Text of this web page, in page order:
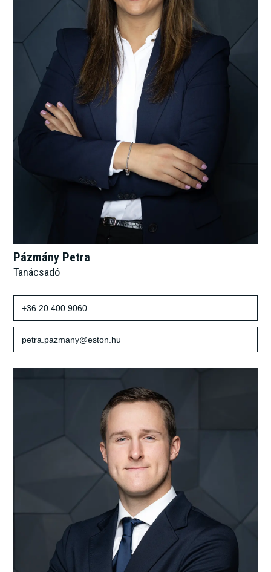
Pázmány Petra
Tanácsadó
+36 20 400 9060
petra.pazmany@eston.hu